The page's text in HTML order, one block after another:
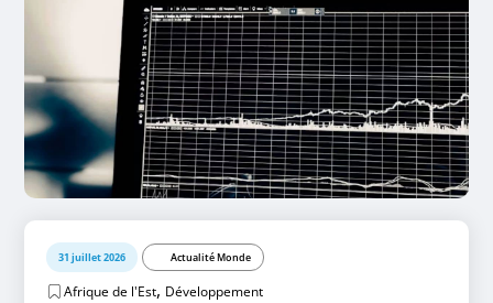
31 juillet 2026 Actualité Monde
Afrique de l'Est, Développement